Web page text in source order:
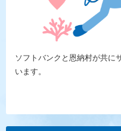
ソフトバンクと恩納村が共に
います。